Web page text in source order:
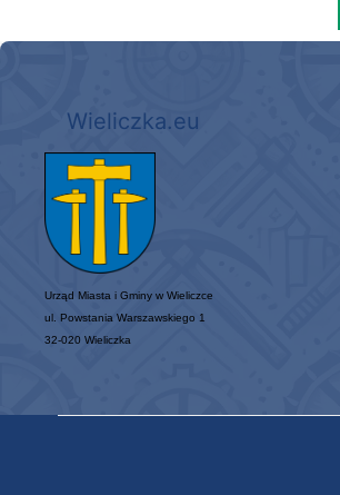
Wieliczka.eu
Urząd Miasta i Gminy w Wieliczce
ul. Powstania Warszawskiego 1
32-020 Wieliczka